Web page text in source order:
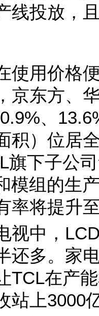
线投放，
使用价格
京东方、
、
积）位居
旗下子公
模组的生
率将提升
视中，
还多。家
TCL在产
站上3000